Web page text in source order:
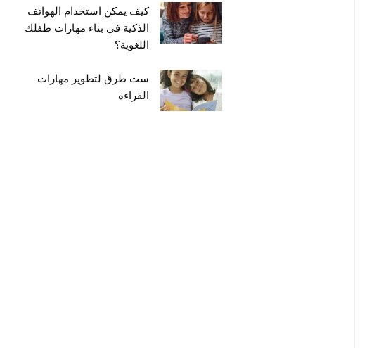
كيف يمكن استخدام الهواتف
الذكية في بناء مهارات طفلك
اللغوية؟
ست طرق لتطوير مهارات
القراءة